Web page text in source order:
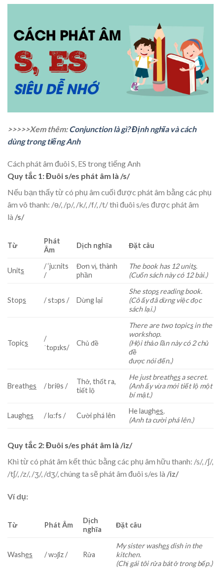
>>>>>Xem thêm:Conjunction là gì? Định nghĩa và cách
dùng trong tiếng Anh
Cách phát âm đuôi S, ES trong tiếng Anh
Quy tắc 1: Đuôi s/es phát âm là /s/
Nếu bạn thấy từ có phụ âm cuối được phát âm bằng các phụ
âm vô thanh: /ө/, /p/, /k/, /f/, /t/ thì đuôi s/es được phát âm
là /s/
Từ
Phát
Âm
Dịch nghĩa Đặt câu
Units
/ ‘ju:nits
/
Đơn vị, thành
phần
The book has 12 units.
(Cuốn sách này có 12 bài.)
Stops / stɔps / Dừng lại
She stopsreading book.
(Cô ấy đã dừng việc đọc
sách lại.)
Topics
/
ˈtɒpɪks/
Chủ đề
There are two topicsin the
workshop.
(Hội thảo lần này có 2 chủ
đề
được nói đến.)
Breathes / briθs /
Thở, thốt ra,
tiết lộ
He just breathesa secret.
(Anh ấy vừa mới tiết lộ một
bí mật.)
Laughes / lɑ:fs / Cười phá lên
He laughes.
(Anh ta cười phá lên.)
Quy tắc 2: Đuôi s/es phát âm là /iz/
Khi từ có phát âm kết thúc bằng các phụ âm hữu thanh: /s/, /ʃ/,
/tʃ/, /z/, /ʒ/, /dʒ/, chúng ta sẽ phát âm đuôi s/es là /iz/
Ví dụ:
Từ Phát Âm
Dịch
nghĩa
Đặt câu
Washes / wɔʃiz / Rửa
My sister washesdish in the
kitchen.
(Chị gái tôi rửa bát ở trong bếp.)